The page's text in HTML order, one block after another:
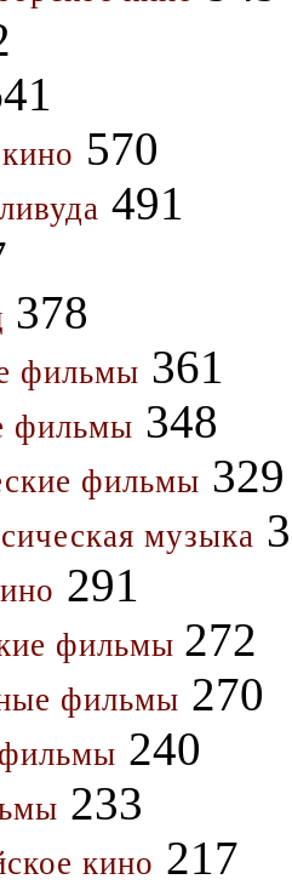
570
491
378
фильмы 361
фильмы 348
фильмы 329
музыка
291
фильмы 272
фильмы 270
240
233
кино 217